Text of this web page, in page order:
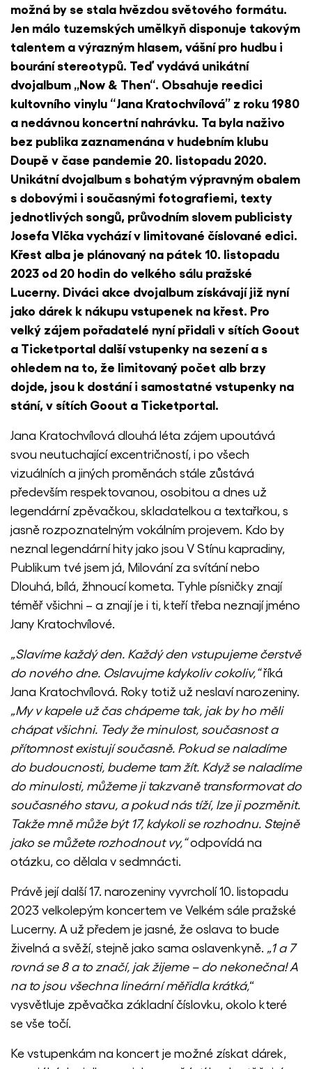
možná by se stala hvězdou světového formátu.
Jen málo tuzemských umělkyň disponuje takovým
talentem a výrazným hlasem, vášní pro hudbu i
bourání stereotypů. Teď vydává unikátní
dvojalbum „Now & Then“. Obsahuje reedici
kultovního vinylu “Jana Kratochvílová” z roku 1980
a nedávnou koncertní nahrávku. Ta byla naživo
bez publika zaznamenána v hudebním klubu
Doupě v čase pandemie 20. listopadu 2020.
Unikátní dvojalbum s bohatým výpravným obalem
s dobovými i současnými fotografiemi, texty
jednotlivých songů, průvodním slovem publicisty
Josefa Vlčka vychází v limitované číslované edici.
Křest alba je plánovaný na pátek 10. listopadu
2023 od 20 hodin do velkého sálu pražské
Lucerny. Diváci akce dvojalbum získávají již nyní
jako dárek k nákupu vstupenek na křest. Pro
velký zájem pořadatelé nyní přidali v sítích Goout
a Ticketportal další vstupenky na sezení a s
ohledem na to, že limitovaný počet alb brzy
dojde, jsou k dostání i samostatné vstupenky na
stání, v sítích Goout a Ticketportal.
Jana Kratochvílová dlouhá léta zájem upoutává
svou neutuchající excentričností, i po všech
vizuálních a jiných proměnách stále zůstává
především respektovanou, osobitou a dnes už
legendární zpěvačkou, skladatelkou a textařkou, s
jasně rozpoznatelným vokálním projevem. Kdo by
neznal legendární hity jako jsou V Stínu kapradiny,
Publikum tvé jsem já, Milování za svítání nebo
Dlouhá, bílá, žhnoucí kometa. Tyhle písničky znají
téměř všichni – a znají je i ti, kteří třeba neznají jméno
Jany Kratochvílové.
„Slavíme každý den. Každý den vstupujeme čerstvě
do nového dne. Oslavujme kdykoliv cokoliv,“říká
Jana Kratochvílová. Roky totiž už neslaví narozeniny.
„My v kapele už čas chápeme tak, jak by ho měli
chápat všichni. Tedy že minulost, současnost a
přítomnost existují současně. Pokud se naladíme
do budoucnosti, budeme tam žít. Když se naladíme
do minulosti, můžeme ji takzvaně transformovat do
současného stavu, a pokud nás tíží, lze ji pozměnit.
Takže mně může být 17, kdykoli se rozhodnu. Stejně
jako se můžete rozhodnout vy,“odpovídá na
otázku, co dělala v sedmnácti.
Právě její další 17. narozeniny vyvrcholí 10. listopadu
2023 velkolepým koncertem ve Velkém sále pražské
Lucerny. A už předem je jasné, že oslava to bude
živelná a svěží, stejně jako sama oslavenkyně. „1 a 7
rovná se 8 a to značí, jak žijeme – do nekonečna! A
na to jsou všechna lineární měřidla krátká,“
vysvětluje zpěvačka základní číslovku, okolo které
se vše točí.
Ke vstupenkám na koncert je možné získat dárek,